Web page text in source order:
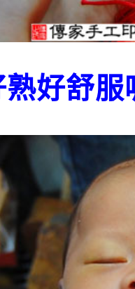
熟好舒